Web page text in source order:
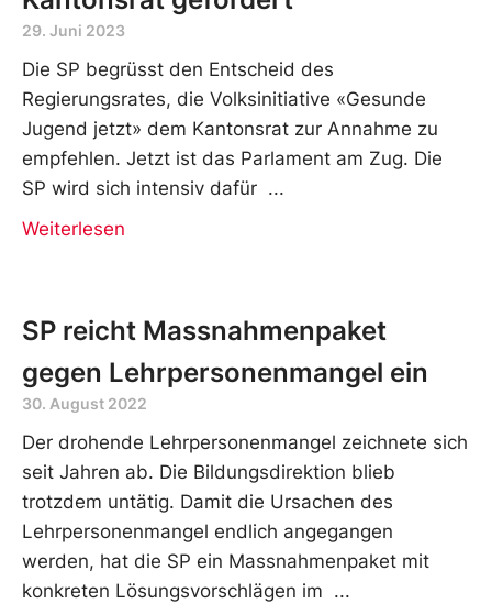
29. Juni 2023
Die SP begrüsst den Entscheid des
Regierungsrates, die Volksinitiative «Gesunde
Jugend jetzt» dem Kantonsrat zur Annahme zu
empfehlen. Jetzt ist das Parlament am Zug. Die
SP wird sich intensiv dafür
Weiterlesen
SP reicht Massnahmenpaket
gegen Lehrpersonenmangel ein
30. August 2022
Der drohende Lehrpersonenmangel zeichnete sich
seit Jahren ab. Die Bildungsdirektion blieb
trotzdem untätig. Damit die Ursachen des
Lehrpersonenmangel endlich angegangen
werden, hat die SP ein Massnahmenpaket mit
konkreten Lösungsvorschlägen im